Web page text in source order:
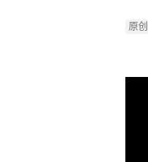
原创